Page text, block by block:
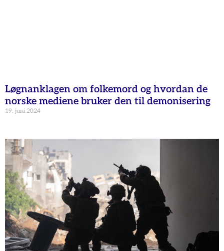
Løgnanklagen om folkemord og hvordan de
norske mediene bruker den til demonisering
19. juni 2024